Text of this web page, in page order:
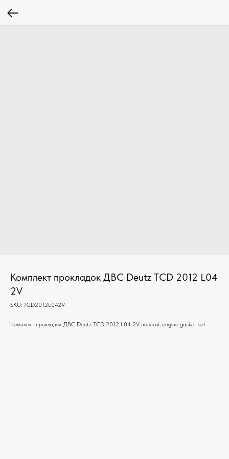
Комплект прокладок ДВС Deutz TCD 2012 L04
2V
SKU: TCD2012L042V
Комплект прокладок ДВС Deutz TCD 2012 L04 2V полный, engine gasket set